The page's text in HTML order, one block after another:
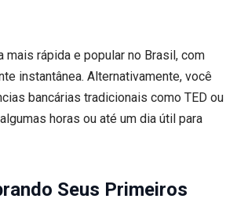
mais rápida e popular no Brasil, com
instantânea. Alternativamente, você
bancárias tradicionais como TED ou
horas ou até um dia útil para
Seus Primeiros